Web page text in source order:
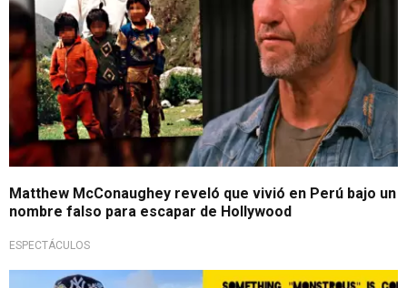
Matthew McConaughey reveló que vivió en Perú bajo un
nombre falso para escapar de Hollywood
ESPECTÁCULOS
¡Imparable!